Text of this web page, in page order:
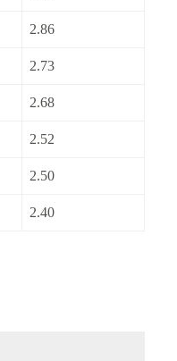
2.86
2.73
2.68
2.52
2.50
2.40